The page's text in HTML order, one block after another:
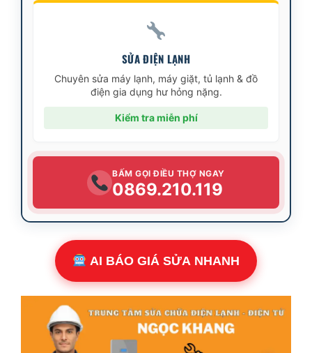
SỬA ĐIỆN LẠNH
Chuyên sửa máy lạnh, máy giặt, tủ lạnh & đồ
điện gia dụng hư hỏng nặng.
Kiểm tra miễn phí
BẤM GỌI ĐIỀU THỢ NGAY
0869.210.119
AI BÁO GIÁ SỬA NHANH